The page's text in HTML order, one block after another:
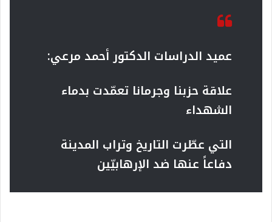
عميد الدراسات الدكتور أحمد مرعي:
علاقة حزبنا وجرمانا تعمّدت بدماء
الشهداء
التي عطّرت التاريخ وتراب المدينة
دفاعاً عنها ضد الإرهابيّين